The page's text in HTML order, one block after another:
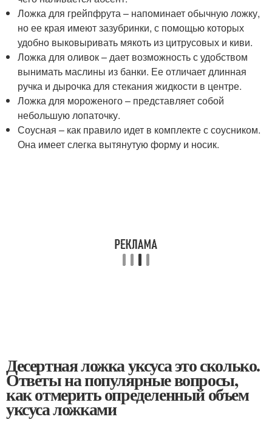
Ложка для грейпфрута – напоминает обычную ложку,
но ее края имеют зазубринки, с помощью которых
удобно выковыривать мякоть из цитрусовых и киви.
Ложка для оливок – дает возможность с удобством
вынимать маслины из банки. Ее отличает длинная
ручка и дырочка для стекания жидкости в центре.
Ложка для мороженого – представляет собой
небольшую лопаточку.
Соусная – как правило идет в комплекте с соусником.
Она имеет слегка вытянутую форму и носик.
Десертная ложка уксуса это сколько.
Ответы на популярные вопросы,
как отмерить определенный объем
уксуса ложками